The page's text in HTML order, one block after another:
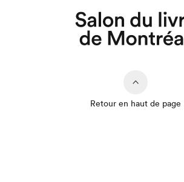
Retour en haut de page